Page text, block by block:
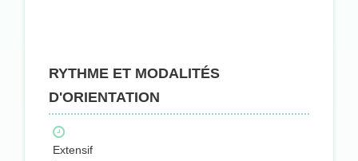
RYTHME ET MODALITÉS
D'ORIENTATION
Extensif